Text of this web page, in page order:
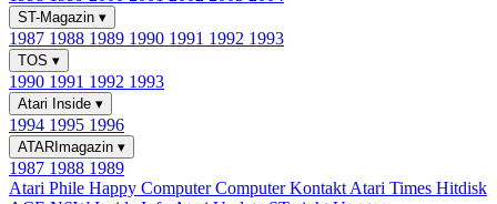
ST-Magazin ▾
1987 1988 1989 1990 1991 1992 1993
TOS ▾
1990 1991 1992 1993
Atari Inside ▾
1994 1995 1996
ATARImagazin ▾
1987 1988 1989
Atari Phile Happy ComputerComputer Kontakt Atari Times Hitdisk